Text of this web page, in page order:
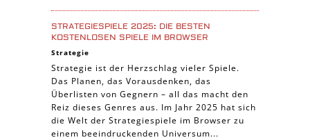
STRATEGIESPIELE 2025: DIE BESTEN
KOSTENLOSEN SPIELE IM BROWSER
Strategie
Strategie ist der Herzschlag vieler Spiele.
Das Planen, das Vorausdenken, das
Überlisten von Gegnern – all das macht den
Reiz dieses Genres aus. Im Jahr 2025 hat sich
die Welt der Strategiespiele im Browser zu
einem beeindruckenden Universum...